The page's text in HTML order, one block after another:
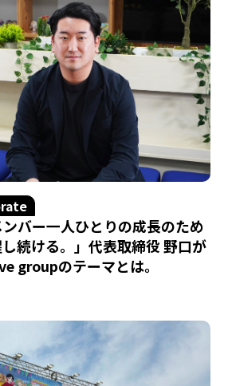
ンバー一人ひとりの成長のため
続ける。」代表取締役 野口が
groupのテーマとは。